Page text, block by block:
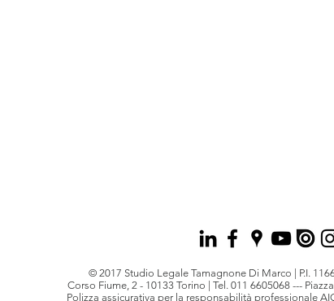
© 2017 Studio Legale Tamagnone Di Marco | P.I.
Corso Fiume, 2 - 10133 Torino | Tel. 011 6605068---
Polizza assicurativa per la responsabilità professionale